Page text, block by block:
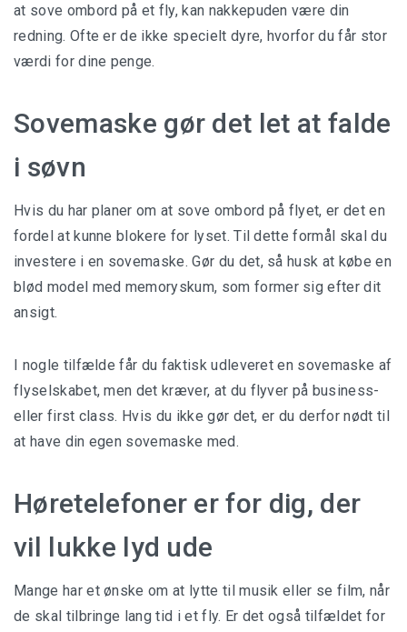
at sove ombord på et fly, kan nakkepuden være din
redning. Ofte er de ikke specielt dyre, hvorfor du får stor
værdi for dine penge.
Sovemaske gør det let at falde
i søvn
Hvis du har planer om at sove ombord på flyet, er det en
fordel at kunne blokere for lyset. Til dette formål skal du
investere i en sovemaske. Gør du det, så husk at købe en
blød model med memoryskum, som former sig efter dit
ansigt.
I nogle tilfælde får du faktisk udleveret en sovemaske af
flyselskabet, men det kræver, at du flyver på business-
eller first class. Hvis du ikke gør det, er du derfor nødt til
at have din egen sovemaske med.
Høretelefoner er for dig, der
vil lukke lyd ude
Mange har et ønske om at lytte til musik eller se film, når
de skal tilbringe lang tid i et fly. Er det også tilfældet for